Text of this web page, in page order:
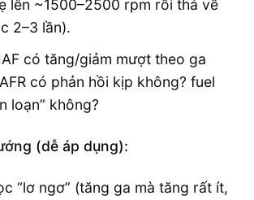
lên ~1500–2500 rpm rồi thả về
2–3 lần).
có tăng/giảm mượt theo ga
có phản hồi kịp không? fuel
loạn” không?
(dễ áp dụng):
“lơ ngơ” (tăng ga mà tăng rất ít,